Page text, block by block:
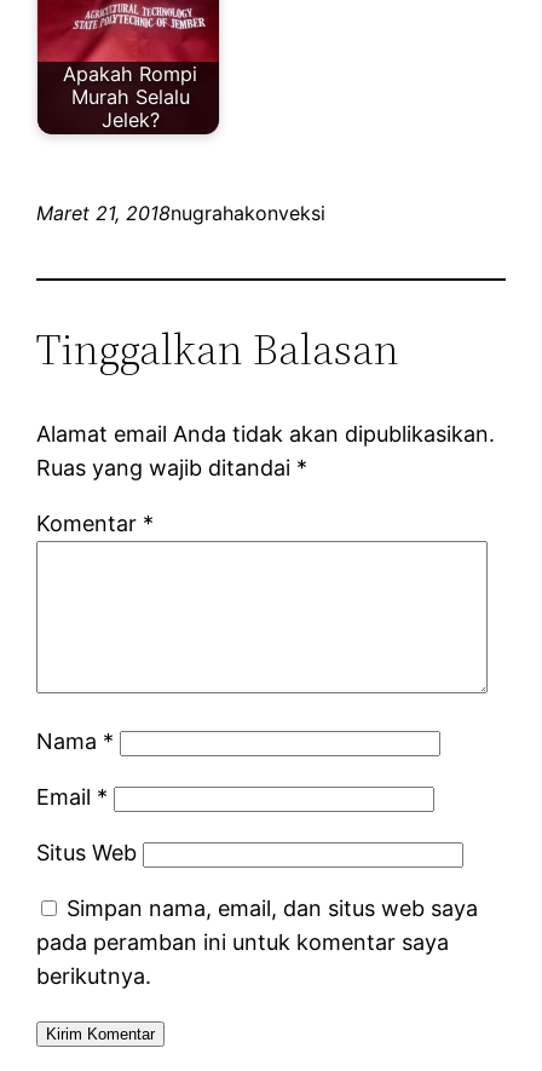
Apakah Rompi
Murah Selalu
Jelek?
Maret 21, 2018nugrahakonveksi
Tinggalkan Balasan
Alamat email Anda tidak akan dipublikasikan.
Ruas yang wajib ditandai *
Komentar *
Nama *
Email *
Situs Web
Simpan nama, email, dan situs web saya
pada peramban ini untuk komentar saya
berikutnya.